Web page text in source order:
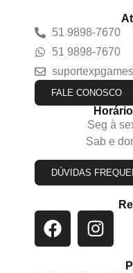
51 9898-7670
51 9898-7670
FALE CONOSCO
Seg à
Sab e
DÚVIDAS